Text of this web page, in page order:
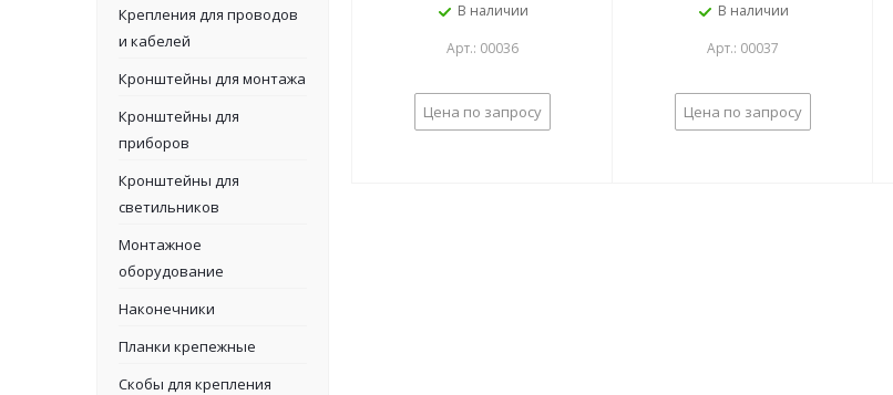
Крепления для проводов
и кабелей
Кронштейны для монтажа
Кронштейны для
приборов
Кронштейны для
светильников
Монтажное
оборудование
Наконечники
Планки крепежные
Скобы для крепления
В наличии
Арт.: 00036
Цена по запросу
В наличии
Арт.: 00037
Цена по запросу